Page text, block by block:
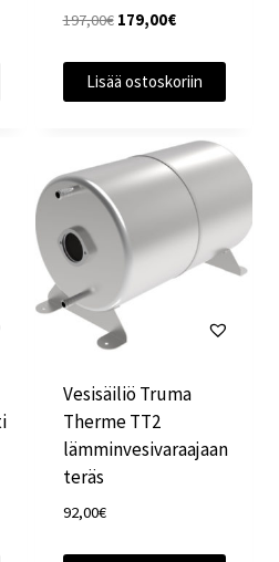
197,00€ Alkuperäinen
179,00€Nykyinen
Lisää ostoskoriin
Vesisäiliö Truma
Therme TT2
lämminvesivaraajaan
teräs
92,00€